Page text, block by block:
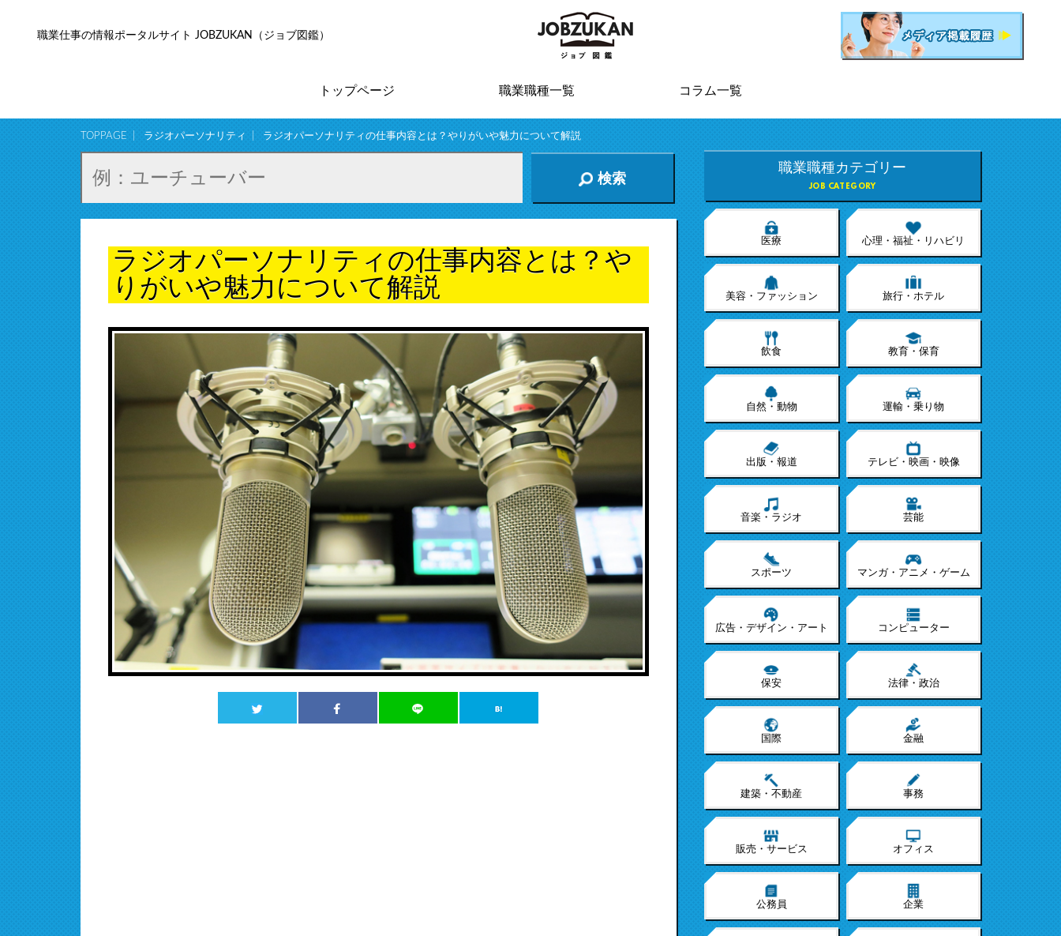
職業仕事の情報ポータルサイト JOBZUKAN（ジョブ図鑑）
トップページ 職業職種一覧 コラム一覧
TOPPAGE ラジオパーソナリティ ラジオパーソナリティの仕事内容とは？やりがいや魅力について解説
検索
ラジオパーソナリティの仕事内容とは？や
りがいや魅力について解説
職業職種カテゴリー
JOB CATEGORY
医療 心理・福祉・リハビリ
美容・ファッション 旅行・ホテル
飲食 教育・保育
自然・動物 運輸・乗り物
出版・報道 テレビ・映画・映像
音楽・ラジオ 芸能
スポーツ マンガ・アニメ・ゲーム
広告・デザイン・アート コンピューター
保安 法律・政治
国際 金融
建築・不動産 事務
販売・サービス オフィス
公務員 企業